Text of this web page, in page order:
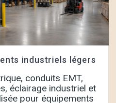
industriels légers
conduits EMT,
éclairage industriel et
pour équipements